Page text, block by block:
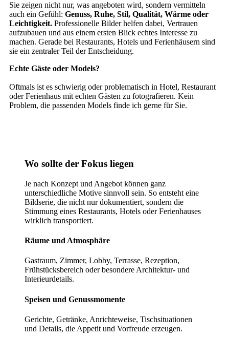
Sie zeigen nicht nur, was angeboten wird, sondern vermitteln
auch ein Gefühl: Genuss, Ruhe, Stil, Qualität, Wärme oder
Leichtigkeit. Professionelle Bilder helfen dabei, Vertrauen
aufzubauen und aus einem ersten Blick echtes Interesse zu
machen. Gerade bei Restaurants, Hotels und Ferienhäusern sind
sie ein zentraler Teil der Entscheidung.
Echte Gäste oder Models?
Oftmals ist es schwierig oder problematisch in Hotel, Restaurant
oder Ferienhaus mit echten Gästen zu fotografieren. Kein
Problem, die passenden Models finde ich gerne für Sie.
Wo sollte der Fokus liegen
Je nach Konzept und Angebot können ganz
unterschiedliche Motive sinnvoll sein. So entsteht eine
Bildserie, die nicht nur dokumentiert, sondern die
Stimmung eines Restaurants, Hotels oder Ferienhauses
wirklich transportiert.
Räume und Atmosphäre
Gastraum, Zimmer, Lobby, Terrasse, Rezeption,
Frühstücksbereich oder besondere Architektur- und
Interieurdetails.
Speisen und Genussmomente
Gerichte, Getränke, Anrichteweise, Tischsituationen
und Details, die Appetit und Vorfreude erzeugen.